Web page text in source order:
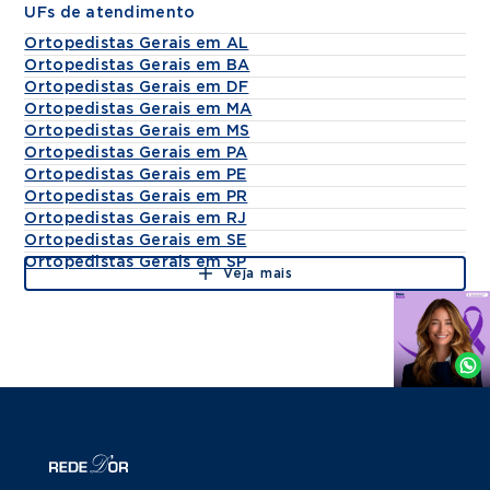
Traumatologia
Real Hospital Português - (10/2020 -
05/2024) Médico Plantonista - Ortopedia e
Traumatologia
APAMI - (07/2021 - 02/2022) Vitória de
Santo Antão Cirurgião do Trauma
ortopédico
Hospital Guararapes - (11/2021 - 02/2022)
Jaboatão dos Guararapes Cirurgião do
Trauma ortopédico
Santa Casa de Misericórdia do Recife -
(04/2022 - Até o momento) Recife
Santa da Casa de Misericórdia do Recife -
04/2024) Garanhuns PE Cirurgião
UFs de atendimento
Ortopedistas Gerais em AL
Ortopedistas Gerais em BA
Ortopedistas Gerais em DF
Ortopedistas Gerais em MA
Ortopedistas Gerais em MS
Ortopedistas Gerais em PA
Ortopedistas Gerais em PE
Ortopedistas Gerais em PR
Ortopedistas Gerais em RJ
Ortopedistas Gerais em SE
Ortopedistas Gerais em SP
Veja mais
Agende
Whatsapp